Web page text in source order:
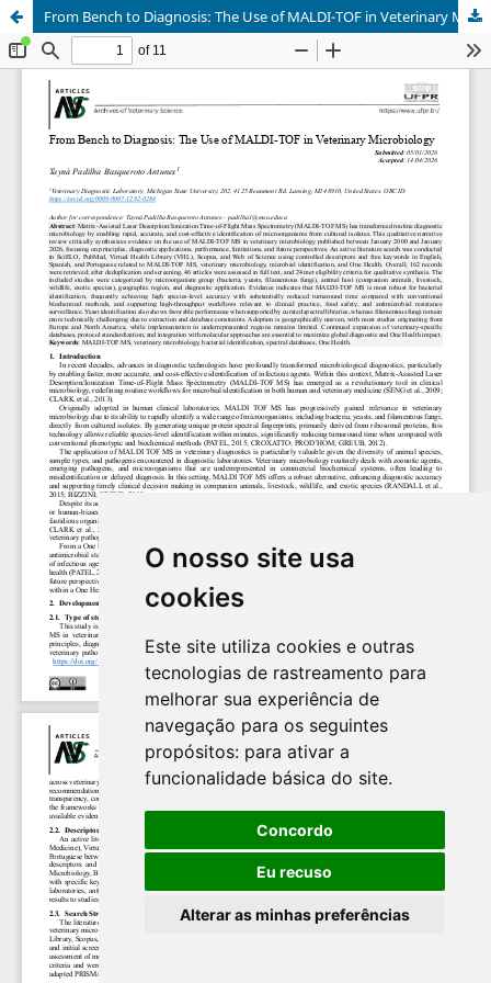
O nosso site usa
cookies
Este site utiliza cookies e outras
tecnologias de rastreamento para
melhorar sua experiência de
navegação para os seguintes
propósitos: para ativar a
funcionalidade básica do site.
Concordo
Eu recuso
Alterar as minhas preferências
From Bench to Diagnosis: The Use of MALDI-TOF in Veterinary Microbiology